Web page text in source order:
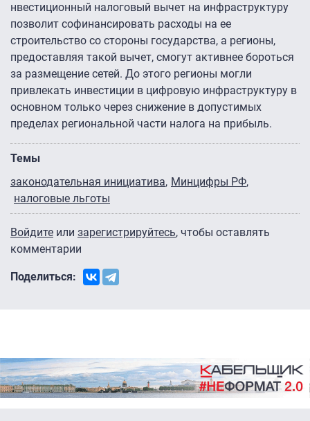
нвестиционный налоговый вычет на инфраструктуру
позволит софинансировать расходы на ее
строительство со стороны государства, а регионы,
предоставляя такой вычет, смогут активнее бороться
за размещение сетей. До этого регионы могли
привлекать инвестиции в цифровую инфраструктуру в
основном только через снижение в допустимых
пределах региональной части налога на прибыль.
Темы
законодательная инициатива Минцифры РФ
налоговые льготы
Войдите или зарегистрируйтесь, чтобы оставлять
комментарии
Поделиться: